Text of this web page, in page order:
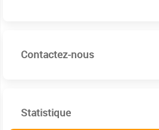
Contactez-nous
Statistique